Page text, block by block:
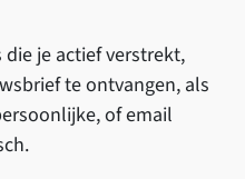
die je actief verstrekt,
te ontvangen, als
of email